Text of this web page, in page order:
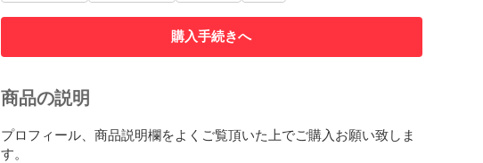
購入手続きへ
商品の説明
プロフィール、商品説明欄をよくご覧頂いた上でご購入お願い致しま
す。